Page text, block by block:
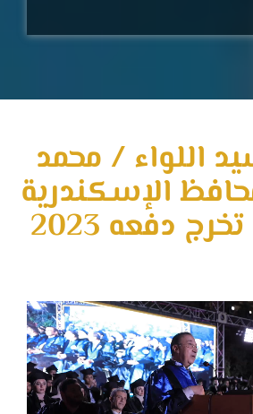
اللواء / محمد
الإسكندرية
دفعه 2023